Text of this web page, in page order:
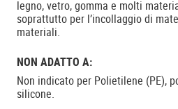
legno, vetro, gomma e molti
soprattutto per l’incollaggio di
materiali.
NON ADATTO A:
Non indicato per Polietilene (PE),
silicone.